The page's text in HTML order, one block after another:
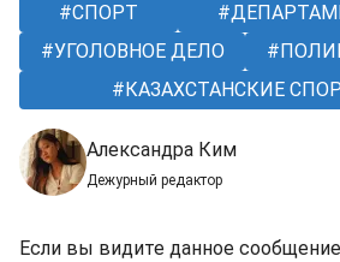
СПОРТ
УГОЛОВНОЕ ДЕЛО
КАЗАХСТАНСКИЕ
Александра Ким
Дежурный редактор
Если вы видите данное